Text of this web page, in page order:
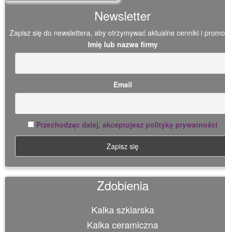
Newsletter
Zapisz się do newslettera, aby otrzymywać aktualne cenniki i
Imię lub nazwa firmy
Email
Przechodząc dalej, akceptujesz politykę prywatności
Zdobienia
Kalka szklarska
Kalka ceramiczna